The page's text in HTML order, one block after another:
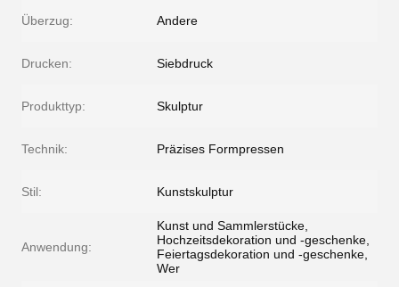
Überzug: Andere
Drucken: Siebdruck
Produkttyp: Skulptur
Technik: Präzises Formpressen
Stil: Kunstskulptur
Anwendung:
Kunst und Sammlerstücke,
Hochzeitsdekoration und -geschenke,
Feiertagsdekoration und -geschenke,
Wer